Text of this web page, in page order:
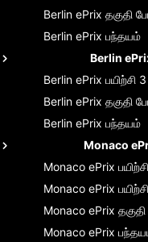
Berlin ePrix தகுதி
Berlin ePrix பந்தயம்
Berlin
Berlin ePrix பயிற்சி 3
Berlin ePrix தகுதி
Berlin ePrix பந்தயம்
Monaco
Monaco ePrix
Monaco ePrix
Monaco ePrix
Monaco ePrix